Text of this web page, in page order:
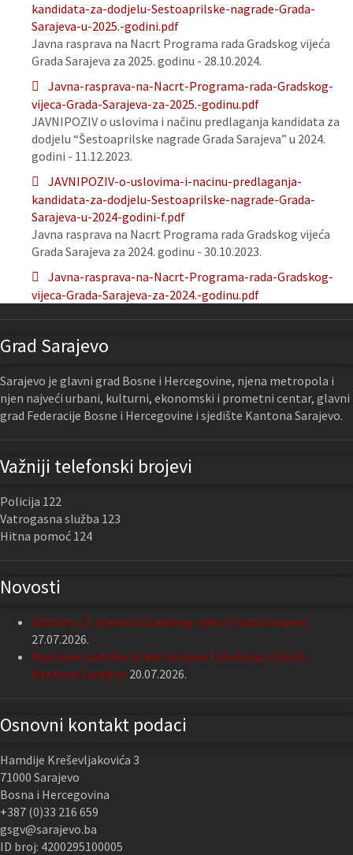
kandidata-za-dodjelu-Sestoaprilske-nagrade-Grada-
Sarajeva-u-2025.-godini.pdf
Javna rasprava na Nacrt Programa rada Gradskog vijeća
Grada Sarajeva za 2025. godinu - 28.10.2024.
Javna-rasprava-na-Nacrt-Programa-rada-Gradskog-
vijeca-Grada-Sarajeva-za-2025.-godinu.pdf
JAVNIPOZIV o uslovima i načinu predlaganja kandidata za
dodjelu “Šestoaprilske nagrade Grada Sarajeva” u 2024.
godini - 11.12.2023.
JAVNIPOZIV-o-uslovima-i-nacinu-predlaganja-
kandidata-za-dodjelu-Sestoaprilske-nagrade-Grada-
Sarajeva-u-2024-godini-f.pdf
Javna rasprava na Nacrt Programa rada Gradskog vijeća
Grada Sarajeva za 2024. godinu - 30.10.2023.
Javna-rasprava-na-Nacrt-Programa-rada-Gradskog-
vijeca-Grada-Sarajeva-za-2024.-godinu.pdf
Grad Sarajevo
Sarajevo je glavni grad Bosne i Hercegovine, njena metropola i
njen najveći urbani, kulturni, ekonomski i prometni centar, glavni
grad Federacije Bosne i Hercegovine i sjedište Kantona Sarajevo.
Važniji telefonski brojevi
Policija 122
Vatrogasna služba 123
Hitna pomoć 124
Novosti
Održana 13. sjednica Gradskog vijeća Grada Sarajeva
27.07.2026.
Nastavak podrške Grada Sarajeva Udruženju slijepih
Kantona Sarajevo 20.07.2026.
Osnovni kontakt podaci
Hamdije Kreševljakovića 3
71000 Sarajevo
Bosna i Hercegovina
+387 (0)33 216 659
gsgv@sarajevo.ba
ID broj: 4200295100005